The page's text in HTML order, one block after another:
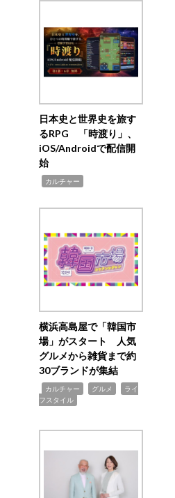
日本史と世界史を旅す
るRPG 「時渡り」、
iOS/Androidで配信開
始
カルチャー
横浜高島屋で「韓国市
場」がスタート 人気
グルメから雑貨まで約
30ブランドが集結
カルチャー グルメ
ライ
フスタイル